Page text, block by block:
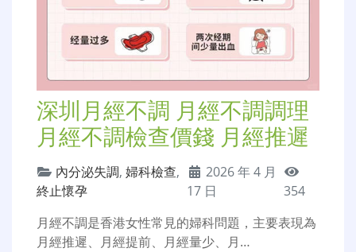
深圳月經不調 月經不調調理
月經不調檢查價錢 月經推遲
內分泌失調, 婦科檢查,
終止懷孕
2026 年 4 月
17 日
354
月經不調是香港女性常見的婦科問題，主要表現為
月經推遲、月經提前、月經量少、月…